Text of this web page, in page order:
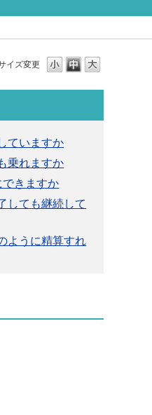
イズ変更
ていますか
乗れますか
できますか
しても継続して
ように精算すれ